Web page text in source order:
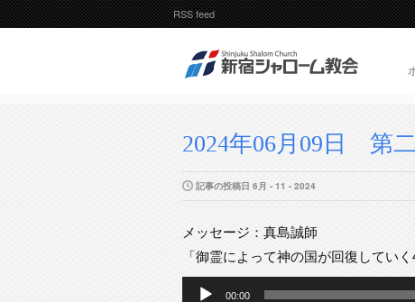
RSS feed
2024年06月09日 第
記事の投稿日 6月 - 11 - 2024
メッセージ：真島誠師
「御霊によって神の国が回復していく
00:00